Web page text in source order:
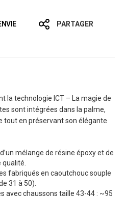
PARTAGER
la technologie ICT – La magie de
sont intégrées dans la palme,
tout en préservant son élégante
mélange de résine époxy et de
fabriqués en caoutchouc souple
31 à 50).
avec chaussons taille 43-44 : ~95